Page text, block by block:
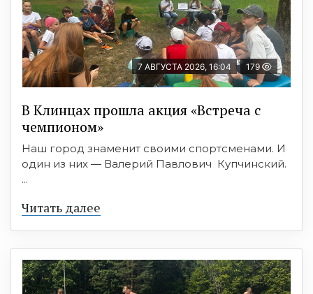
7 АВГУСТА 2026, 16:04 179
В Клинцах прошла акция «Встреча с
чемпионом»
Наш город знаменит своими спортсменами. И
один из них — Валерий Павлович Купчинский.
...
Читать далее